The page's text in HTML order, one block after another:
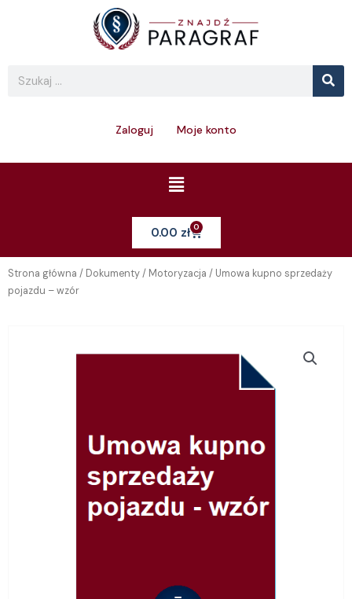
Search
Zaloguj Moje konto
Menu
0.00 zł 0Cart
Strona główna / Dokumenty/ Motoryzacja / Umowa kupno sprzedaży
pojazdu – wzór